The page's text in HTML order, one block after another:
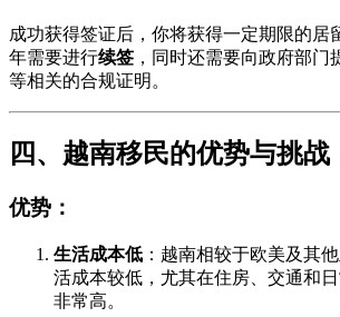
成功获得签证后，你将获得一定期限的居
年需要进行续签 ，同时还需要向政府部
等相关的合规证明。
四、越南移民的优势与挑战
优势：
生活成本低 ：越南相较于欧美及其
活成本较低，尤其在住房、交通和
非常高。